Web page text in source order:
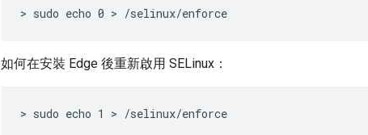
> sudo echo 0 > /selinux/enforce
如何在安裝 Edge 後重新啟用 SELinux：
> sudo echo 1 > /selinux/enforce